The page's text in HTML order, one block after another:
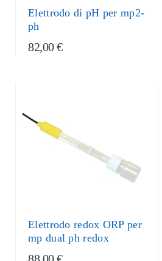
Elettrodo di pH per mp2-
ph
82,00 €
Elettrodo redox ORP per
mp dual ph redox